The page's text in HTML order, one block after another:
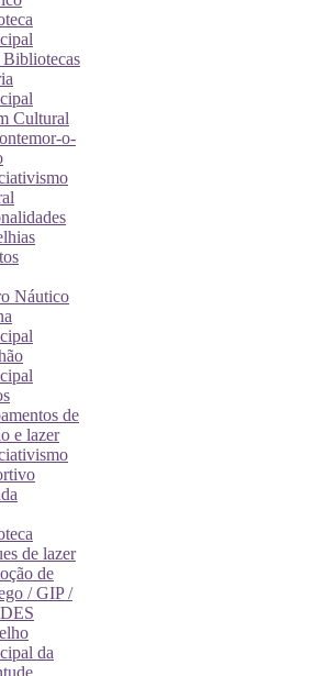
Bibliotecas
Cultural
o-
Náutico
de
e lazer
de lazer
de
/ GIP /
da